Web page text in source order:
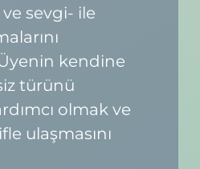
sevgi- ile
kendine
türünü
olmak ve
ulaşmasını